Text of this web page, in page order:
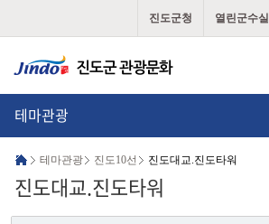
진도군청 열린군수실
테마관광
테마관광 진도10선 진도대교.진도타워
진도대교.진도타워